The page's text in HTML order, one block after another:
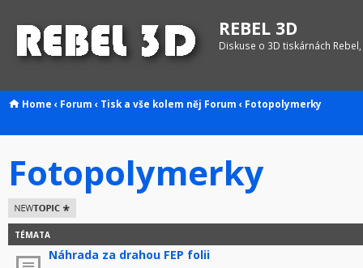
REBEL 3D
Diskuse o 3D tiskárnách
Home ‹ Forum ‹ Tisk a vše kolem něj Forum ‹ Fotopolymerky
Fotopolymerky
Odeslat nové
téma
TÉMATA
Náhrada za drahou FEP folii